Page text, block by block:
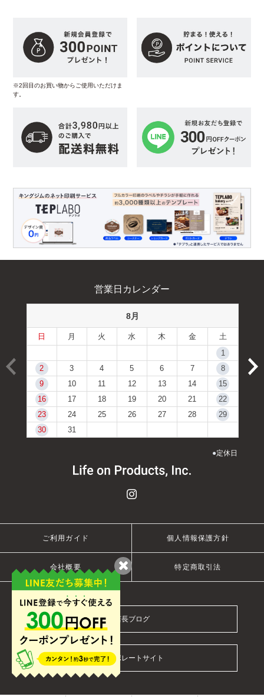
※2回目のお買い物からご使用いただけま
す。
営業日カレンダー
8月
日 月 火 水 木 金
土
1
2
3 4 5 6 7
8
9
10 11 12 13 14
15
16
17 18 19 20 21
22
23
24 25 26 27 28
29
30
31
●定休日
ご利用ガイド 個人情報保護方針
会社概要 特定商取引法
店長ブログ
コーポレートサイト